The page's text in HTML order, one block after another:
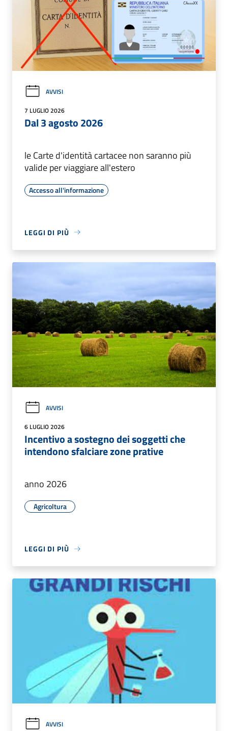
AVVISI
7 LUGLIO 2026
Dal 3 agosto 2026
le Carte d'identità cartacee non saranno più
valide per viaggiare all'estero
Accesso all'informazione
LEGGI DI PIÙ
AVVISI
6 LUGLIO 2026
Incentivo a sostegno dei soggetti che
intendono sfalciare zone prative
anno 2026
Agricoltura
LEGGI DI PIÙ
AVVISI